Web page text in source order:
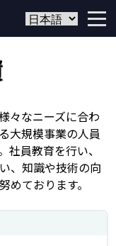
々なニーズに合わ
大規模事業の人員
社員教育を行い、
、知識や技術の向
ております。